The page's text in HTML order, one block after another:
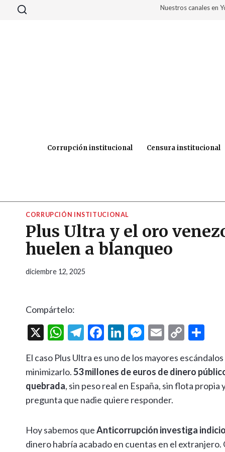
Saltar
Nuestros canales en
Corrupción institucional Censura institucional
CORRUPCIÓN INSTITUCIONAL
Plus Ultra y el oro
huelen a blanqueo
diciembre 12, 2025
Compártelo:
X
W
at
s
A
p
T
e
gr
a
F
e
b
o
k
Li
ke
dI
n
M
se
n
g
E
ai
l
C
p
y
Li
k
m
p
ar
r
El caso Plus Ultra es uno de los mayores
minimizarlo.53 millones de euros de dinero
quebrada, sin peso real en España, sin flota propia
pregunta que nadie quiere responder.
Hoy sabemos queAnticorrupción investiga
dinero habría acabado en cuentas en el